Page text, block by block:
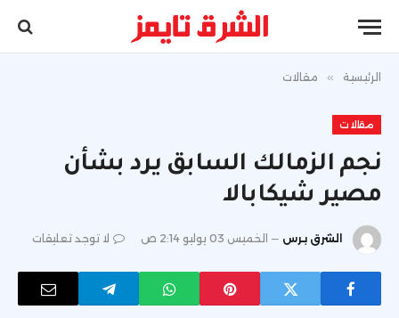
الرئيسية » مقالات
مقالات
نجم الزمالك السابق يرد بشأن
مصير شيكابالا
الشرق برس الخميس 03 يوليو 2:14 ص لا توجد تعليقات